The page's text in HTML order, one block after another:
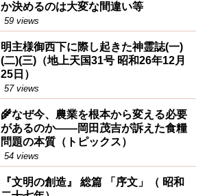
か決めるのは大変な間違い等
59 views
明主様御西下に際し起きた神霊誌(一)
(二)(三)（地上天国31号 昭和26年12月
25日）
57 views
🌾なぜ今、農業を根本から変える必要
があるのか――岡田茂吉が訴えた食糧
問題の本質（トピックス）
54 views
『文明の創造』 総篇 「序文」（ 昭和